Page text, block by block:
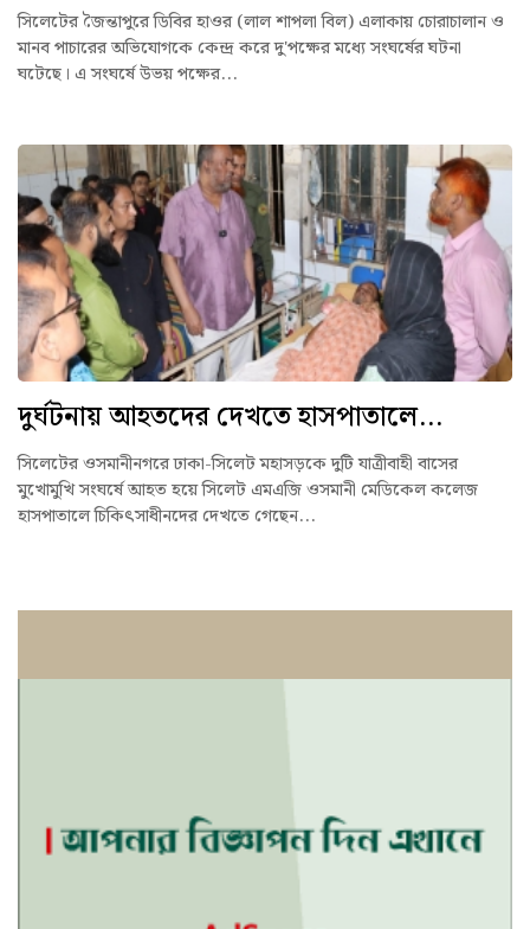
সিলেটের জৈন্তাপুরে ডিবির হাওর (লাল শাপলা বিল) এলাকায় চোরাচালান ও
মানব পাচারের অভিযোগকে কেন্দ্র করে দু'পক্ষের মধ্যে সংঘর্ষের ঘটনা
ঘটেছে। এ সংঘর্ষে উভয় পক্ষের...
দুর্ঘটনায় আহতদের দেখতে হাসপাতালে...
সিলেটের ওসমানীনগরে ঢাকা-সিলেট মহাসড়কে দুটি যাত্রীবাহী বাসের
মুখোমুখি সংঘর্ষে আহত হয়ে সিলেট এমএজি ওসমানী মেডিকেল কলেজ
হাসপাতালে চিকিৎসাধীনদের দেখতে গেছেন...